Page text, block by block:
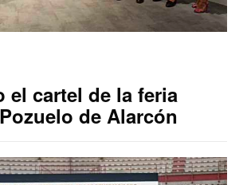
el cartel de la feria
de Alarcón